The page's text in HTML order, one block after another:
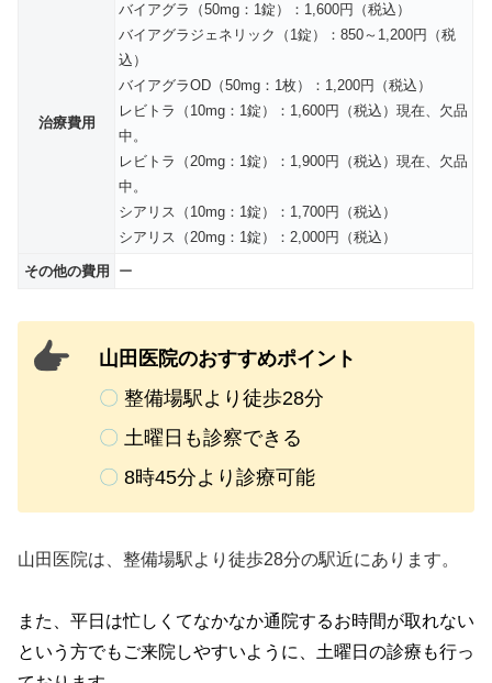
治療費用
バイアグラ（50mg：1錠）：1,600円（税込）
バイアグラジェネリック（1錠）：850～1,200円（税
込）
バイアグラOD（50mg：1枚）：1,200円（税込）
レビトラ（10mg：1錠）：1,600円（税込）現在、欠品
中。
レビトラ（20mg：1錠）：1,900円（税込）現在、欠品
中。
シアリス（10mg：1錠）：1,700円（税込）
シアリス（20mg：1錠）：2,000円（税込）
その他の費用 ー
山田医院のおすすめポイント
〇 整備場駅より徒歩28分
〇 土曜日も診察できる
〇 8時45分より診療可能
山田医院は、整備場駅より徒歩28分の駅近にあります。
また、 平日は忙しくてなかなか通院するお時間が取れない
という方でもご来院しやすいように、土曜日の診療も行っ